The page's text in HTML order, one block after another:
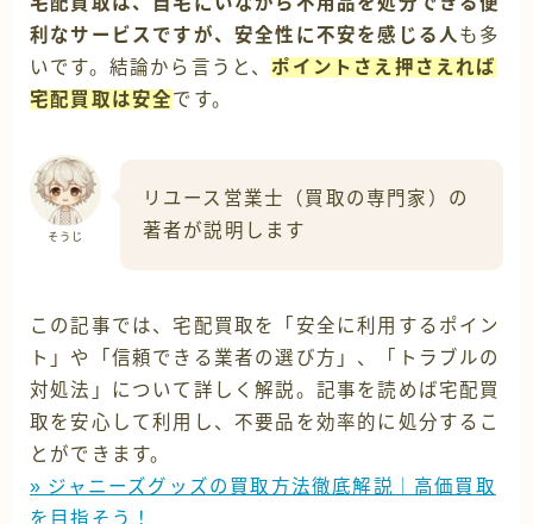
利なサービスですが、安全性に不安を感じる人 も多
いです。結論から言うと、ポイントさえ押さえれば
宅配買取は安全です。
そうじ
リユース営業士（買取の専門家）の
著者が説明します
この記事では、宅配買取を「安全に利用するポイン
ト」や「信頼できる業者の選び方」、「トラブルの
対処法」について詳しく解説。記事を読めば宅配買
取を安心して利用し、不要品を効率的に処分するこ
とができます。
» ジャニーズグッズの買取方法徹底解説｜高価買取
を目指そう！